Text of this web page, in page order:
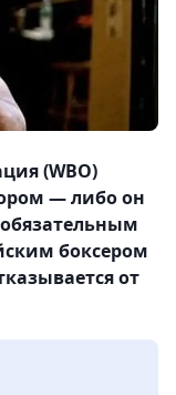
(WBO)
— либо он
боксером
от